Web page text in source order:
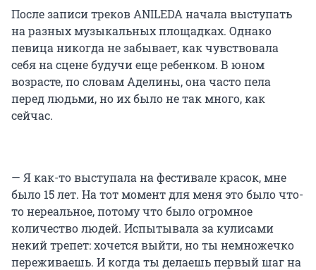
После записи треков ANILEDA начала выступать
на разных музыкальных площадках. Однако
певица никогда не забывает, как чувствовала
себя на сцене будучи еще ребенком. В юном
возрасте, по словам Аделины, она часто пела
перед людьми, но их было не так много, как
сейчас.
— Я как-то выступала на фестивале красок, мне
было 15 лет. На тот момент для меня это было что-
то нереальное, потому что было огромное
количество людей. Испытывала за кулисами
некий трепет: хочется выйти, но ты немножечко
переживаешь. И когда ты делаешь первый шаг на